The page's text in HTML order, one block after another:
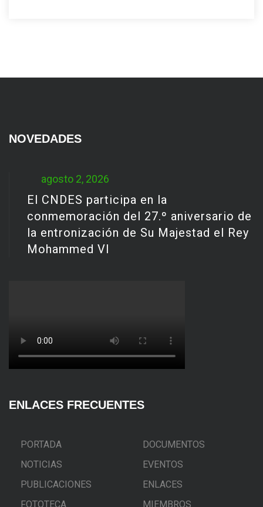
NOVEDADES
agosto 2, 2026
El CNDES participa en la
conmemoración del 27.º aniversario de
la entronización de Su Majestad el Rey
Mohammed VI
ENLACES FRECUENTES
PORTADA
DOCUMENTOS
NOTICIAS
EVENTOS
PUBLICACIONES
ENLACES
FOTOTECA
MIEMBROS